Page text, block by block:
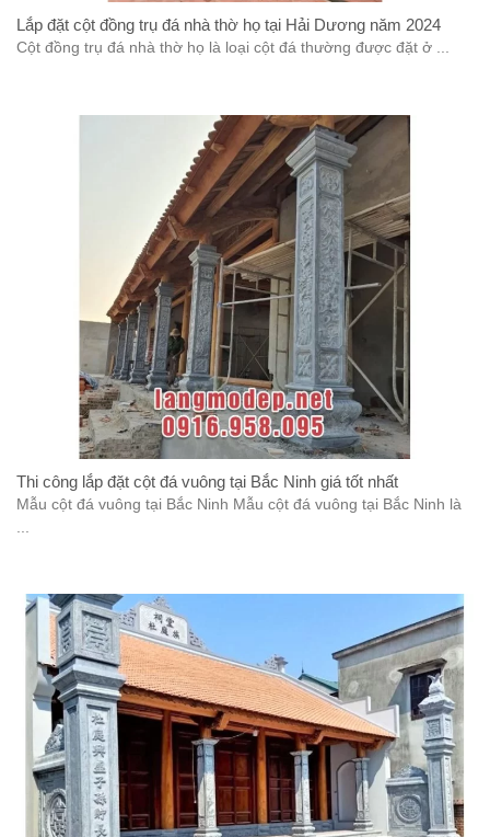
Lắp đặt cột đồng trụ đá nhà thờ họ tại Hải Dương năm 2024
Cột đồng trụ đá nhà thờ họ là loại cột đá thường được đặt ở ...
Thi công lắp đặt cột đá vuông tại Bắc Ninh giá tốt nhất
Mẫu cột đá vuông tại Bắc Ninh Mẫu cột đá vuông tại Bắc Ninh là
...